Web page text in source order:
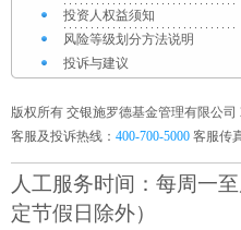
投资人权益须知
风险等级划分方法说明
投诉与建议
版权所有 交银施罗德基金管理有限公司
客服及投诉热线： 400-700-5000 客服传
人工服务时间：每周一
定节假日除外）